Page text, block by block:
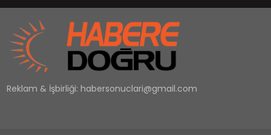
Reklam & İşbirliği: habersonuclari@gmail.com